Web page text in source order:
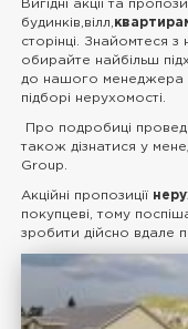
Вигідні акції та
будинків,вілл,
сторінці. Знайомтеся
обирайте найбільш
до нашого менеджера
підборі нерухомості.
Про подробиці
також дізнатися у
Group.
Акційні пропозиції
покупцеві, тому
зробити дійсно вдале